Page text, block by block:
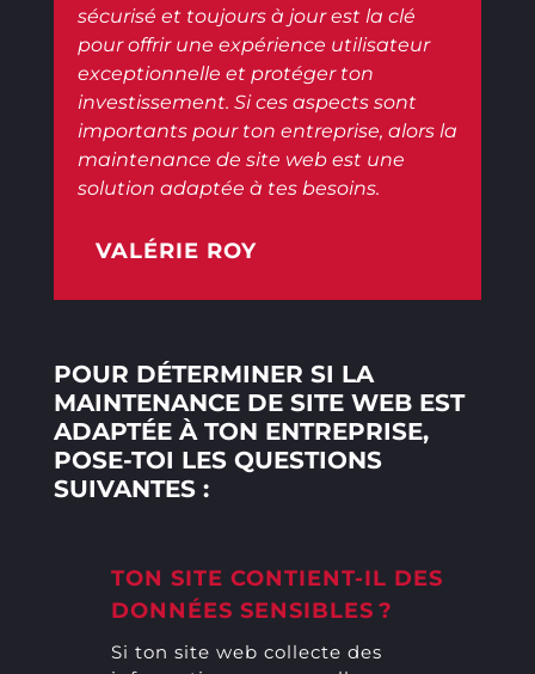
sécurisé et toujours à jour est la clé
pour offrir une expérience utilisateur
exceptionnelle et protéger ton
investissement. Si ces aspects sont
importants pour ton entreprise, alors la
maintenance de site web est une
solution adaptée à tes besoins.
VALÉRIE ROY
POUR DÉTERMINER SI LA
MAINTENANCE DE SITE WEB EST
ADAPTÉE À TON ENTREPRISE,
POSE-TOI LES QUESTIONS
SUIVANTES :
TON SITE CONTIENT-IL DES
DONNÉES SENSIBLES ?
Si ton site web collecte des